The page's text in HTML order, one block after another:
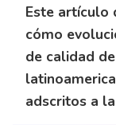
Este artículo
cómo
de calidad
adscritos a